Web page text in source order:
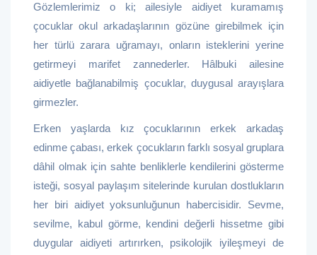
Gözlemlerimiz o ki; ailesiyle aidiyet kuramamış
çocuklar okul arkadaşlarının gözüne girebilmek için
her türlü zarara uğramayı, onların isteklerini yerine
getirmeyi marifet zannederler. Hâlbuki ailesine
aidiyetle bağlanabilmiş çocuklar, duygusal arayışlara
girmezler.
Erken yaşlarda kız çocuklarının erkek arkadaş
edinme çabası, erkek çocukların farklı sosyal gruplara
dâhil olmak için sahte benliklerle kendilerini gösterme
isteği, sosyal paylaşım sitelerinde kurulan dostlukların
her biri aidiyet yoksunluğunun habercisidir. Sevme,
sevilme, kabul görme, kendini değerli hissetme gibi
duygular aidiyeti artırırken, psikolojik iyileşmeyi de